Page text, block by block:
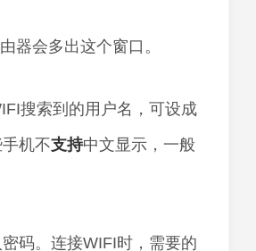
器会多出这个窗口。
搜索到的用户名，可设成
手机不支持中文显示，一般
码。连接WIFI时，需要的